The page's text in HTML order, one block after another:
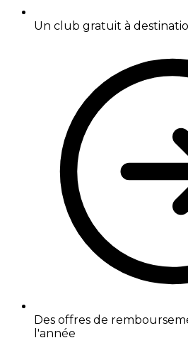
Un club gratuit à
Des offres de
l'année